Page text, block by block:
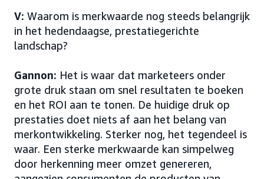
V: Waarom is merkwaarde nog steeds belangrijk
in het hedendaagse, prestatiegerichte
landschap?
Gannon: Het is waar dat marketeers onder
grote druk staan om snel resultaten te boeken
en het ROI aan te tonen. De huidige druk op
prestaties doet niets af aan het belang van
merkontwikkeling. Sterker nog, het tegendeel is
waar. Een sterke merkwaarde kan simpelweg
door herkenning meer omzet genereren,